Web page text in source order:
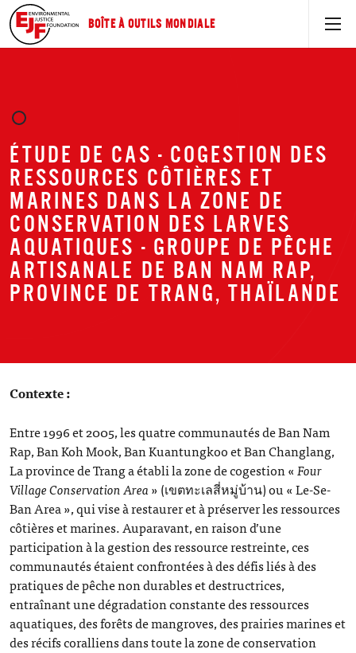
BOÎTE À OUTILS MONDIALE
ÉTUDE DE CAS - COGESTION DES
RESSOURCES CÔTIÈRES ET
MARINES DANS LA ZONE DE
CONSERVATION DES LARVES
AQUATIQUES - GROUPE DE PÊCHE
ARTISANALE DE BAN NAM RAP,
PROVINCE DE TRANG, THAÏLANDE
Contexte :
Entre 1996 et 2005, les quatre communautés de Ban Nam
Rap, Ban Koh Mook, Ban Kuantungkoo et Ban Changlang,
La province de Trang a établi la zone de cogestion «Four
Village Conservation Area» (เขตทะเลสี่หมู่บ้าน) ou « Le-Se-
Ban Area », qui vise à restaurer et à préserver les ressources
côtières et marines. Auparavant, en raison d’une
participation à la gestion des ressource restreinte, ces
communautés étaient confrontées à des défis liés à des
pratiques de pêche non durables et destructrices,
entraînant une dégradation constante des ressources
aquatiques, des forêts de mangroves, des prairies marines et
des récifs coralliens dans toute la zone de conservation